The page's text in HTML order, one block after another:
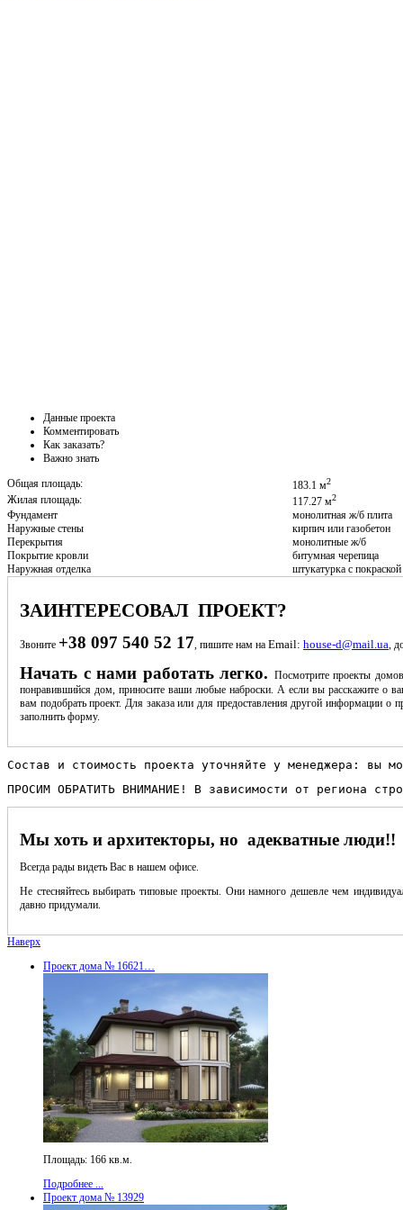
Данные проекта
Комментировать
Как заказать?
Важно знать
Общая площадь:
183.1 м2
Жилая площадь: 117.27 м2
Фундамент
монолитная ж/б плита
Наружные стены
кирпич или газобетон
Перекрытия
монолитные ж/б
Покрытие кровли
битумная черепица
Наружная отделка
штукатурка с покраской
ЗАИНТЕРЕСОВАЛ ПРОЕКТ?
Звоните +38 097 540 52 17 , пишите нам на Email: house-d@mail.ua ,
Начать с нами работать легко. Посмотрите проекты
понравившийся дом, приносите ваши любые наброски. А если вы расскажите о
вам подобрать проект. Для заказа или для предоставления другой информации о
заполнить форму.
Состав и стоимость проекта уточняйте у менеджера:
ПРОСИМ ОБРАТИТЬ ВНИМАНИЕ! В зависимости от региона
Мы хоть и архитекторы, но адекватные люди!!
Всегда рады видеть Вас в нашем офисе.
Не стесняйтесь выбирать типовые проекты. Они намного дешевле чем
давно придумали.
Наверх
Проект дома № 16621…
Площадь: 166 кв.м.
Подробнее ...
Проект дома № 13929